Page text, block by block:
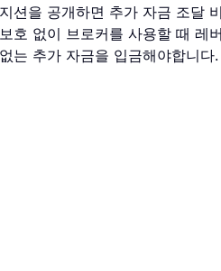
션을 공개하면 추가 자금 조달
호 없이 브로커를 사용할 때 레
는 추가 자금을 입금해야합니다.